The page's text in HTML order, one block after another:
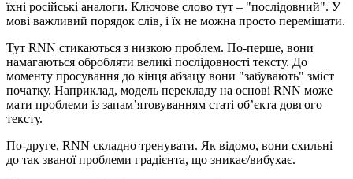
їхні російські аналоги. Ключове слово тут – "послідовний". У
мові важливий порядок слів, і їх не можна просто перемішати.
Тут RNN стикаються з низкою проблем. По-перше, вони
намагаються обробляти великі послідовності тексту. До
моменту просування до кінця абзацу вони "забувають" зміст
початку. Наприклад, модель перекладу на основі RNN може
мати проблеми із запам’ятовуванням статі об’єкта довгого
тексту.
По-друге, RNN складно тренувати. Як відомо, вони схильні
до так званої проблеми градієнта, що зникає/вибухає.